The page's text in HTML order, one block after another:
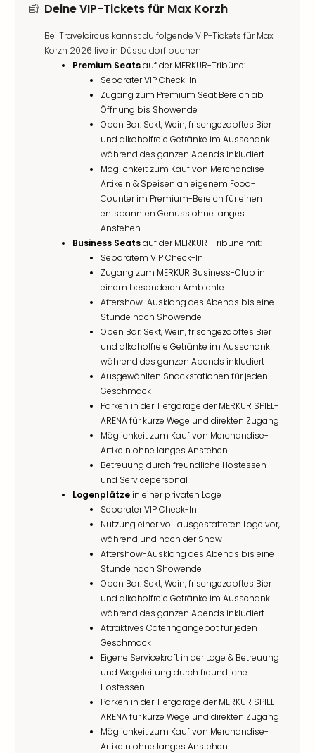
Deine VIP-Tickets für Max Korzh
Bei Travelcircus kannst du folgende VIP-Tickets für Max
Korzh 2026 live in Düsseldorf buchen
Premium Seatsauf der MERKUR-Tribüne:
Separater VIP Check-In
Zugang zum Premium Seat Bereich ab
Öffnung bis Showende
Open Bar: Sekt, Wein, frischgezapftes Bier
und alkoholfreie Getränke im Ausschank
während des ganzen Abends inkludiert
Möglichkeit zum Kauf von Merchandise-
Artikeln & Speisen an eigenem Food-
Counter im Premium-Bereich für einen
entspannten Genuss ohne langes
Anstehen
Business Seatsauf der MERKUR-Tribüne mit:
Separatem VIP Check-In
Zugang zum MERKUR Business-Club in
einem besonderen Ambiente
Aftershow-Ausklang des Abends bis eine
Stunde nach Showende
Open Bar: Sekt, Wein, frischgezapftes Bier
und alkoholfreie Getränke im Ausschank
während des ganzen Abends inkludiert
Ausgewählten Snackstationen für jeden
Geschmack
Parken in der Tiefgarage der MERKUR SPIEL-
ARENA für kurze Wege und direkten Zugang
Möglichkeit zum Kauf von Merchandise-
Artikeln ohne langes Anstehen
Betreuung durch freundliche Hostessen
und Servicepersonal
Logenplätze in einer privaten Loge
Separater VIP Check-In
Nutzung einer voll ausgestatteten Loge vor,
während und nach der Show
Aftershow-Ausklang des Abends bis eine
Stunde nach Showende
Open Bar: Sekt, Wein, frischgezapftes Bier
und alkoholfreie Getränke im Ausschank
während des ganzen Abends inkludiert
Attraktives Cateringangebot für jeden
Geschmack
Eigene Servicekraft in der Loge & Betreuung
und Wegeleitung durch freundliche
Hostessen
Parken in der Tiefgarage der MERKUR SPIEL-
ARENA für kurze Wege und direkten Zugang
Möglichkeit zum Kauf von Merchandise-
Artikeln ohne langes Anstehen